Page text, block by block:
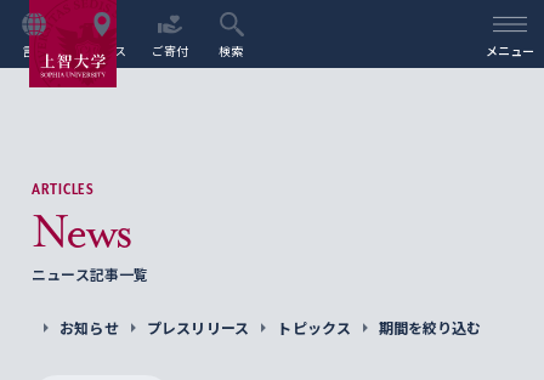
言語 アクセス ご寄付 検索 メニュー
ARTICLES
News
ニュース記事一覧
お知らせ プレスリリース トピックス 期間を絞り込む